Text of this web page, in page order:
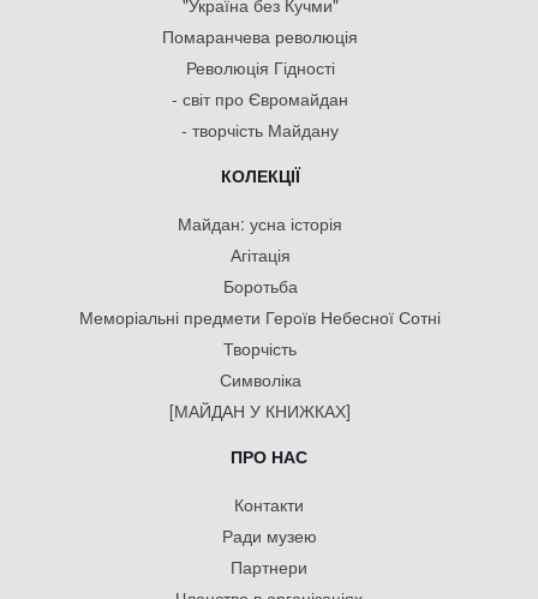
"Україна без Кучми"
Помаранчева революція
Революція Гідності
- світ про Євромайдан
- творчість Майдану
КОЛЕКЦІЇ
Майдан: усна історія
Агітація
Боротьба
Меморіальні предмети Героїв Небесної Сотні
Творчість
Символіка
[МАЙДАН У КНИЖКАХ]
ПРО НАС
Контакти
Ради музею
Партнери